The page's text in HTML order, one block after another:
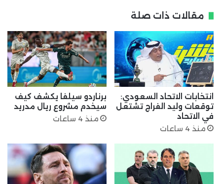
مقالات ذات صلة
انتخابات الاتحاد السعودي:
توقعات وليد الفراج تشتعل
في الاتحاد
منذ 4 ساعات
برناردو سيلفا يكشف كيف
سيخدم مشروع ريال مدريد
منذ 4 ساعات